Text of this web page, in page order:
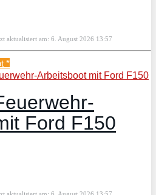
aktualisiert am: 6. August 2026 13:57
*
Ford F150
aktualisiert am: 6. August 2026 13:57